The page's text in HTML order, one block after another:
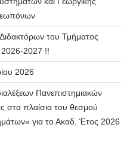
του Τμήματος
2026-2027 !!
2026
Πανεπιστημιακών
πλαίσια του θεσμού
για το Ακαδ. Έτος 2026